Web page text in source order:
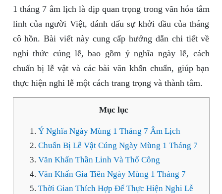
1 tháng 7 âm lịch là dịp quan trọng trong văn hóa tâm
linh của người Việt, đánh dấu sự khởi đầu của tháng
cô hồn. Bài viết này cung cấp hướng dẫn chi tiết về
nghi thức cúng lễ, bao gồm ý nghĩa ngày lễ, cách
chuẩn bị lễ vật và các bài văn khấn chuẩn, giúp bạn
thực hiện nghi lễ một cách trang trọng và thành tâm.
Mục lục
Ý Nghĩa Ngày Mùng 1 Tháng 7 Âm Lịch
Chuẩn Bị Lễ Vật Cúng Ngày Mùng 1 Tháng 7
Văn Khấn Thần Linh Và Thổ Công
Văn Khấn Gia Tiên Ngày Mùng 1 Tháng 7
Thời Gian Thích Hợp Để Thực Hiện Nghi Lễ